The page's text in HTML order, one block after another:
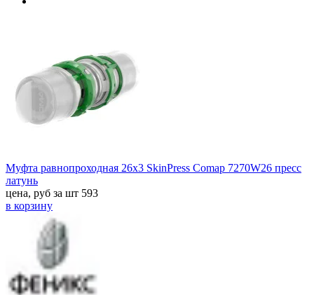
Муфта равнопроходная 26x3 SkinPress Comap 7270W26 пресс
латунь
цена, руб за шт 593
в корзину